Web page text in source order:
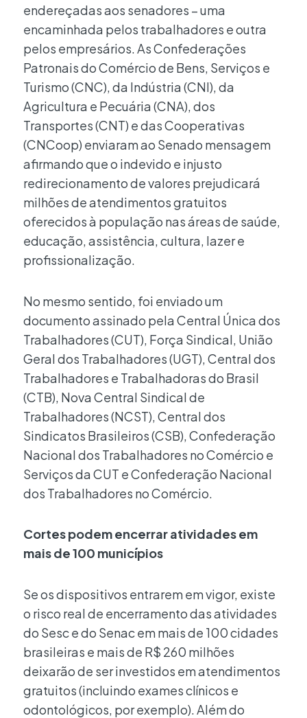
endereçadas aos senadores – uma
encaminhada pelos trabalhadores e outra
pelos empresários. As Confederações
Patronais do Comércio de Bens, Serviços e
Turismo (CNC), da Indústria (CNI), da
Agricultura e Pecuária (CNA), dos
Transportes (CNT) e das Cooperativas
(CNCoop) enviaram ao Senado mensagem
afirmando que o indevido e injusto
redirecionamento de valores prejudicará
milhões de atendimentos gratuitos
oferecidos à população nas áreas de saúde,
educação, assistência, cultura, lazer e
profissionalização.
No mesmo sentido, foi enviado um
documento assinado pela Central Única dos
Trabalhadores (CUT), Força Sindical, União
Geral dos Trabalhadores (UGT), Central dos
Trabalhadores e Trabalhadoras do Brasil
(CTB), Nova Central Sindical de
Trabalhadores (NCST), Central dos
Sindicatos Brasileiros (CSB), Confederação
Nacional dos Trabalhadores no Comércio e
Serviços da CUT e Confederação Nacional
dos Trabalhadores no Comércio.
Cortes podem encerrar atividades em
mais de 100 municípios
Se os dispositivos entrarem em vigor, existe
o risco real de encerramento das atividades
do Sesc e do Senac em mais de 100 cidades
brasileiras e mais de R$ 260 milhões
deixarão de ser investidos em atendimentos
gratuitos (incluindo exames clínicos e
odontológicos, por exemplo). Além do